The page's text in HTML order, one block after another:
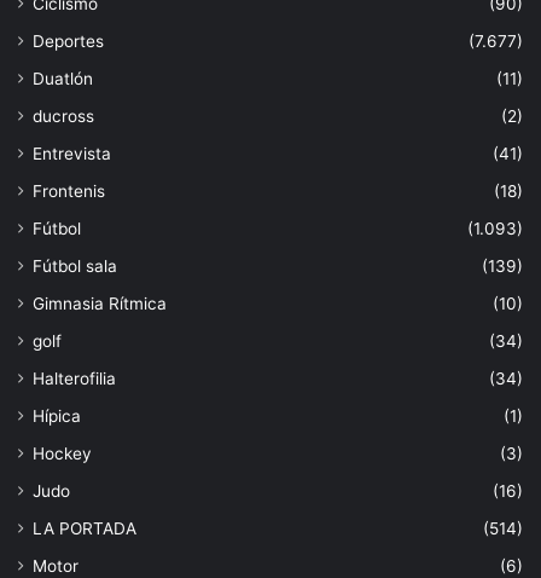
Deportes
(7.677)
Duatlón
(11)
ducross
(2)
Entrevista
(41)
Frontenis
(18)
Fútbol
(1.093)
Fútbol sala
(139)
Gimnasia Rítmica
(10)
golf
(34)
Halterofilia
(34)
Hípica
(1)
Hockey
(3)
Judo
(16)
LA PORTADA
(514)
Motor
(6)